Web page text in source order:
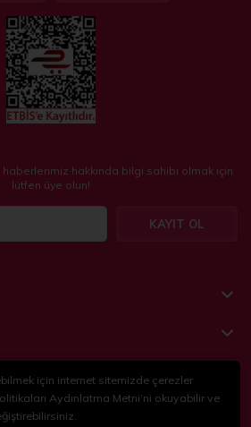
haberlerimiz hakkında bilgi sahibi olmak için
lütfen üye olun!
KAYIT OL
KidsPartim. Tüm hakları saklıdır.
için internet sitemizde çerezler
Aydınlatma Metni’ni okuyabilir ve